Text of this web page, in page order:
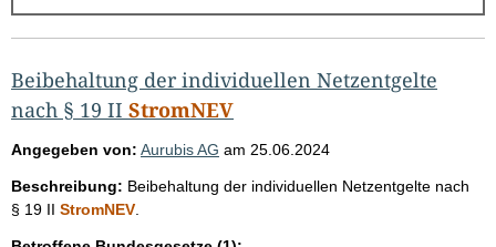
g
e
b
n
i
s
e
Beibehaltung der individuellen Netzentgelte
nach § 19 II StromNEV
Angegeben von: Aurubis AG am 25.06.2024
Beschreibung: Beibehaltung der individuellen Netzentgelte nach
§ 19 II StromNEV